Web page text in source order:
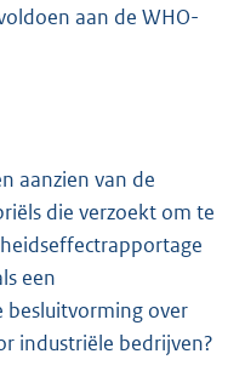
aan de WHO-
aanzien van de
die verzoekt om te
een
over
industriële bedrijven?